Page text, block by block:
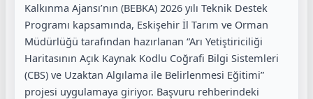
Kalkınma Ajansı’nın (BEBKA) 2026 yılı Teknik Destek
Programı kapsamında, Eskişehir İl Tarım ve Orman
Müdürlüğü tarafından hazırlanan “Arı Yetiştiriciliği
Haritasının Açık Kaynak Kodlu Coğrafi Bilgi Sistemleri
(CBS) ve Uzaktan Algılama ile Belirlenmesi Eğitimi”
projesi uygulamaya giriyor. Başvuru rehberindeki